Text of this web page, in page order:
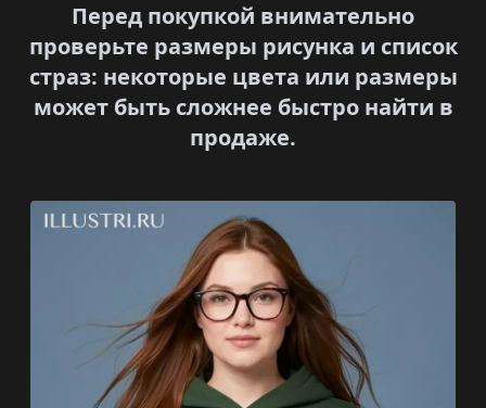
Перед покупкой внимательно
проверьте размеры рисунка и список
страз: некоторые цвета или размеры
может быть сложнее быстро найти в
продаже.